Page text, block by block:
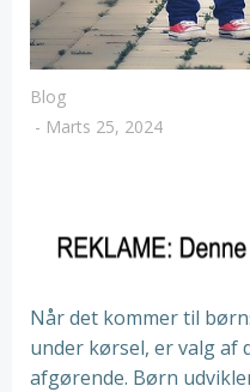
Blog
- Marts 25, 2024
Når det kommer til
under kørsel, er valg af
afgørende. Børn